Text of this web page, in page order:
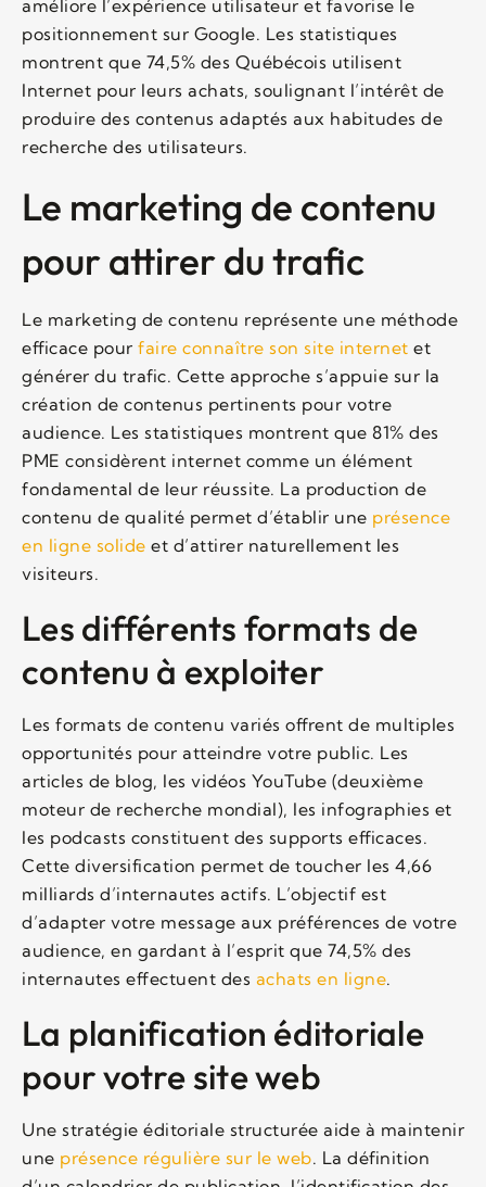
améliore l’expérience utilisateur et favorise le
positionnement sur Google. Les statistiques
montrent que 74,5% des Québécois utilisent
Internet pour leurs achats, soulignant l’intérêt de
produire des contenus adaptés aux habitudes de
recherche des utilisateurs.
Le marketing de contenu
pour attirer du trafic
Le marketing de contenu représente une méthode
efficace pour faire connaître son site internet et
générer du trafic. Cette approche s’appuie sur la
création de contenus pertinents pour votre
audience. Les statistiques montrent que 81% des
PME considèrent internet comme un élément
fondamental de leur réussite. La production de
contenu de qualité permet d’établir une présence
en ligne solide et d’attirer naturellement les
visiteurs.
Les différents formats de
contenu à exploiter
Les formats de contenu variés offrent de multiples
opportunités pour atteindre votre public. Les
articles de blog, les vidéos YouTube (deuxième
moteur de recherche mondial), les infographies et
les podcasts constituent des supports efficaces.
Cette diversification permet de toucher les 4,66
milliards d’internautes actifs. L’objectif est
d’adapter votre message aux préférences de votre
audience, en gardant à l’esprit que 74,5% des
internautes effectuent des achats en ligne.
La planification éditoriale
pour votre site web
Une stratégie éditoriale structurée aide à maintenir
une présence régulière sur le web. La définition